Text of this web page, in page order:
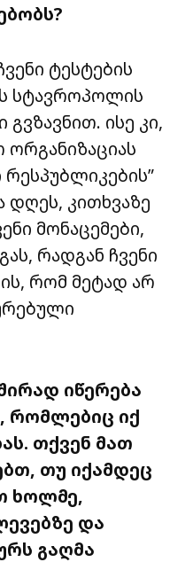
ტესტების
სტავროპოლის
ისე კი,
დღეს, კითხვაზე
მონაცემები,
რადგან ჩვენი
რომ მეტად არ
იწერება
რომლებიც იქ
თქვენ მათ
თუ იქამდეც
ხოლმე,
და
გაღმა